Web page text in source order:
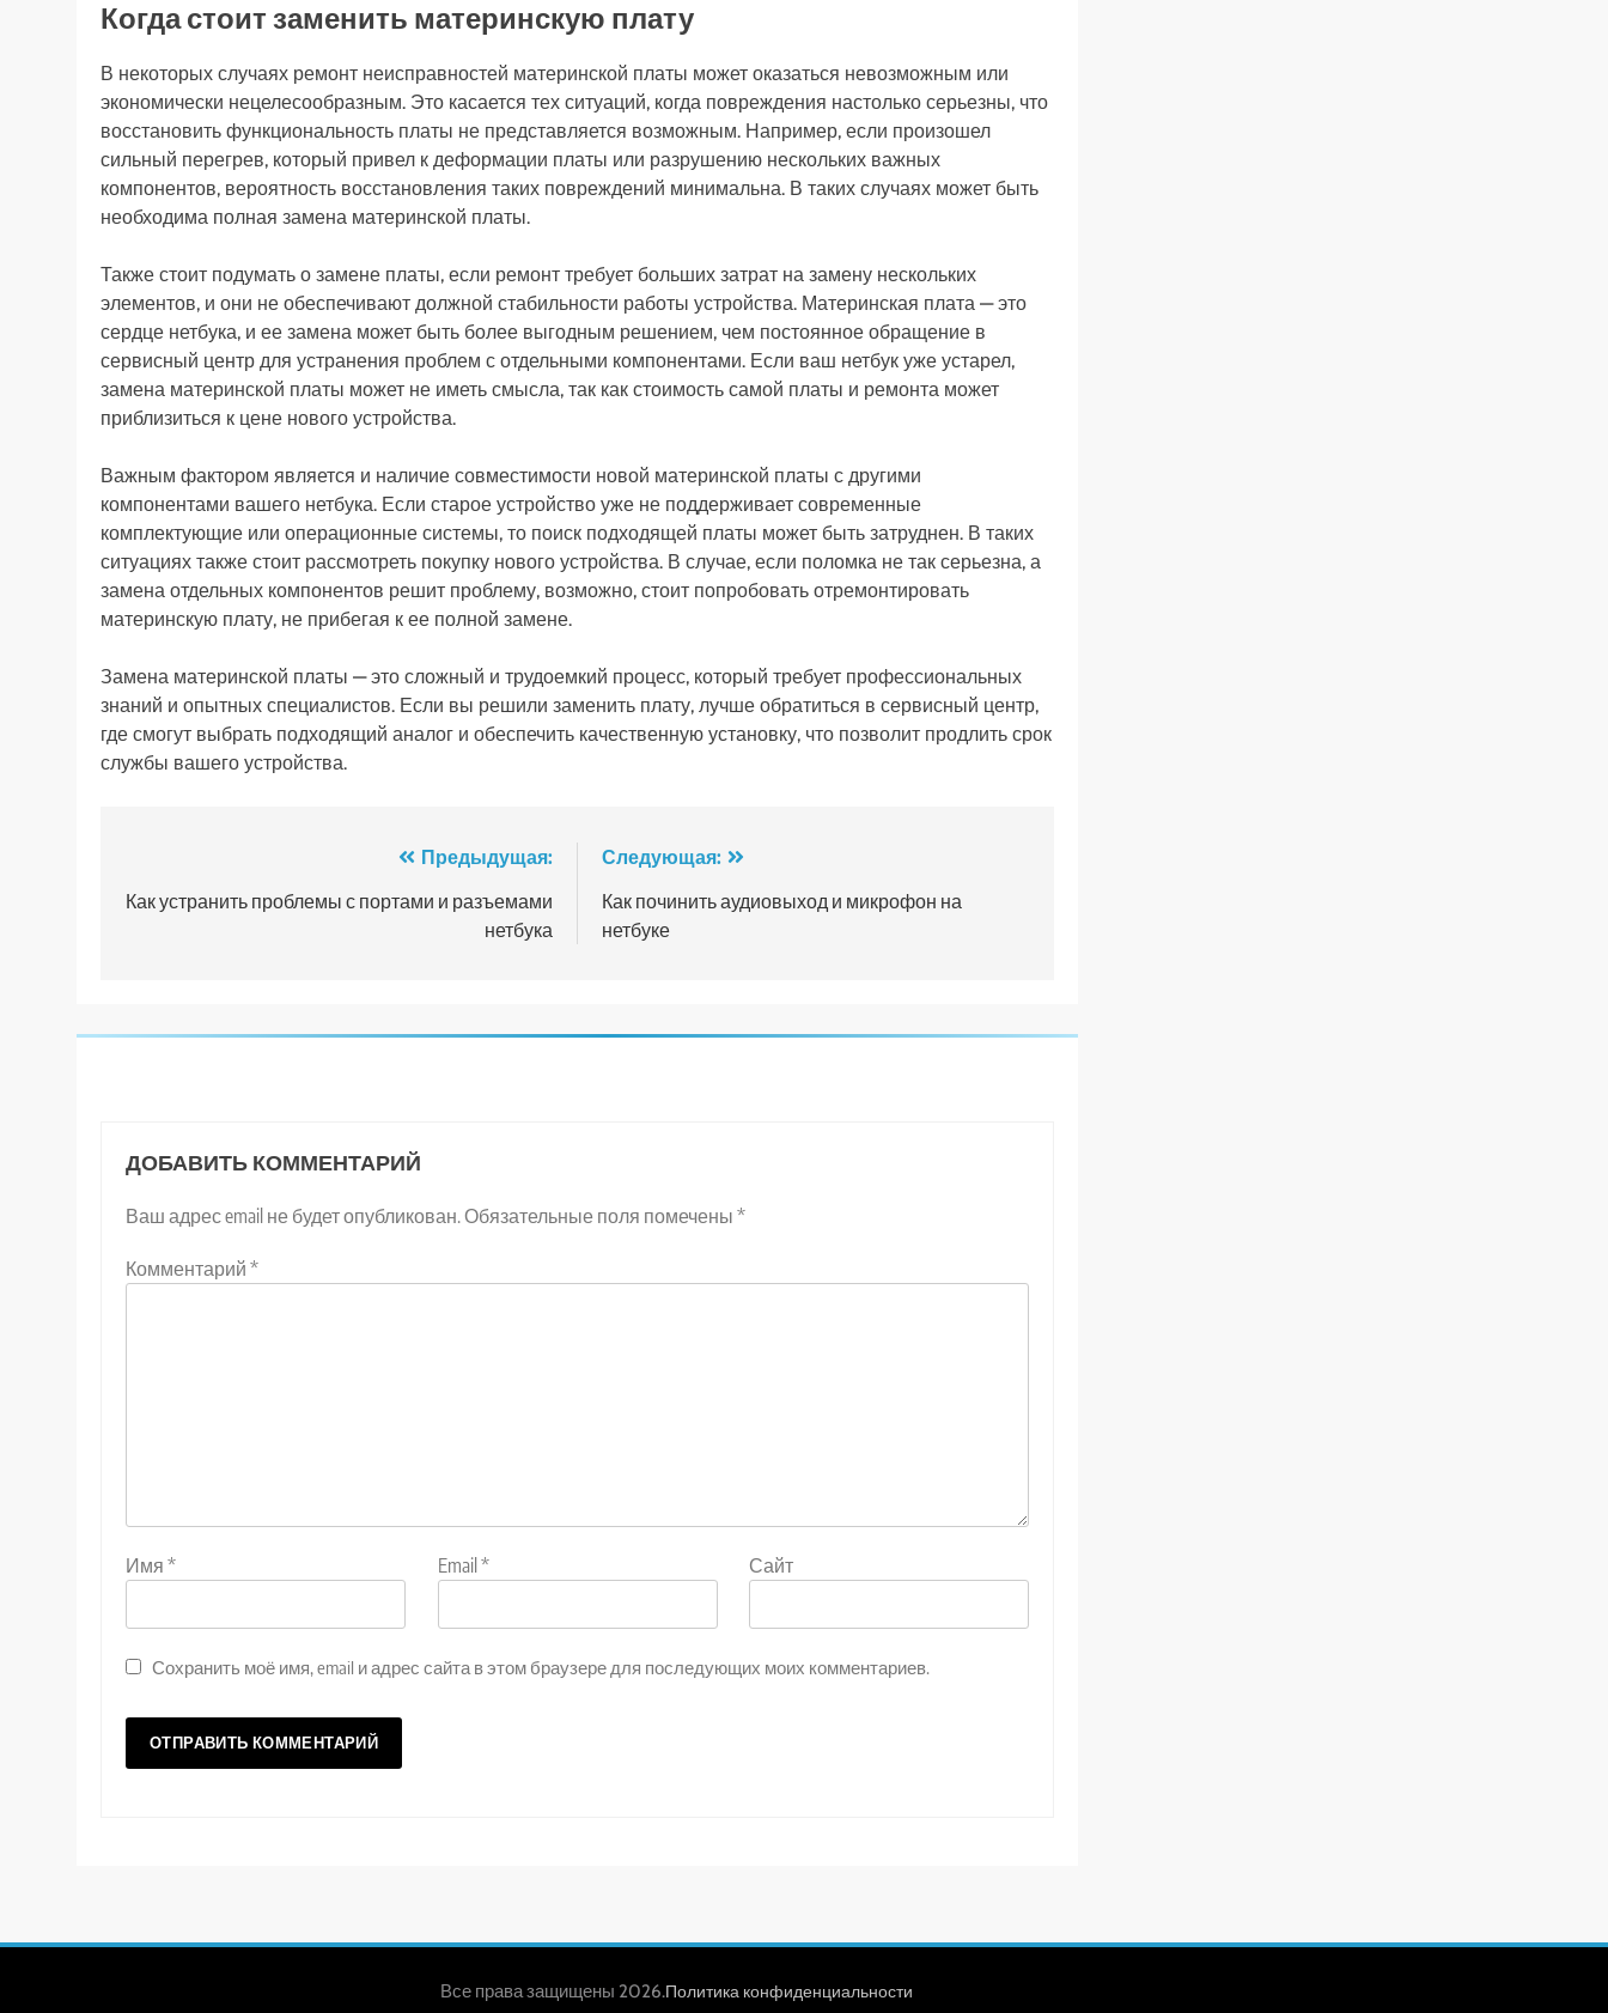
Когда стоит заменить материнскую плату
В некоторых случаях ремонт неисправностей материнской платы может оказаться невозможным или
экономически нецелесообразным. Это касается тех ситуаций, когда повреждения настолько серьезны, что
восстановить функциональность платы не представляется возможным. Например, если произошел
сильный перегрев, который привел к деформации платы или разрушению нескольких важных
компонентов, вероятность восстановления таких повреждений минимальна. В таких случаях может быть
необходима полная замена материнской платы.
Также стоит подумать о замене платы, если ремонт требует больших затрат на замену нескольких
элементов, и они не обеспечивают должной стабильности работы устройства. Материнская плата — это
сердце нетбука, и ее замена может быть более выгодным решением, чем постоянное обращение в
сервисный центр для устранения проблем с отдельными компонентами. Если ваш нетбук уже устарел,
замена материнской платы может не иметь смысла, так как стоимость самой платы и ремонта может
приблизиться к цене нового устройства.
Важным фактором является и наличие совместимости новой материнской платы с другими
компонентами вашего нетбука. Если старое устройство уже не поддерживает современные
комплектующие или операционные системы, то поиск подходящей платы может быть затруднен. В таких
ситуациях также стоит рассмотреть покупку нового устройства. В случае, если поломка не так серьезна, а
замена отдельных компонентов решит проблему, возможно, стоит попробовать отремонтировать
материнскую плату, не прибегая к ее полной замене.
Замена материнской платы — это сложный и трудоемкий процесс, который требует профессиональных
знаний и опытных специалистов. Если вы решили заменить плату, лучше обратиться в сервисный центр,
где смогут выбрать подходящий аналог и обеспечить качественную установку, что позволит продлить срок
службы вашего устройства.
по
Предыдущая:
Как устранить проблемы с портами и разъемами
нетбука
Следующая:
Как починить аудиовыход и микрофон на
нетбуке
ДОБАВИТЬ КОММЕНТАРИЙ
Ваш адрес email не будет опубликован.Обязательные поля помечены *
Комментарий *
Имя * Email * Сайт
Сохранить моё имя, email и адрес сайта в этом браузере для последующих моих комментариев.
Все права защищены 2026.Политика конфиденциальности